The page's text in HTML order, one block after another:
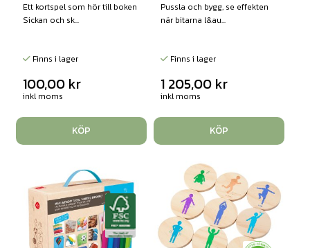
Ett kortspel som hör till boken
Sickan och sk...
Finns i lager
100,00 kr
inkl moms
KÖP
Pussla och bygg, se effekten
när bitarna l&au...
Finns i lager
1 205,00 kr
inkl moms
KÖP